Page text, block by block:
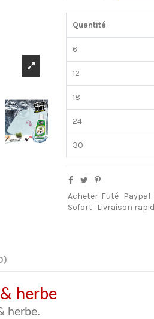
Quantité
6
12
18
24
30
Acheter-Futé Paypal
Sofort
Livraison
herbe
herbe.